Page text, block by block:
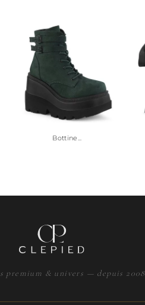
Bottine...
premium & univers — depuis 2008